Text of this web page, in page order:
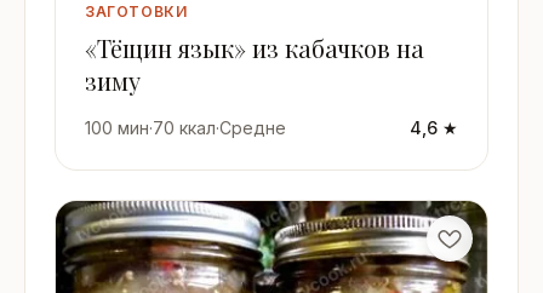
ЗАГОТОВКИ
«Тёщин язык» из кабачков на
зиму
100 мин·70 ккал·Средне 4,6 ★